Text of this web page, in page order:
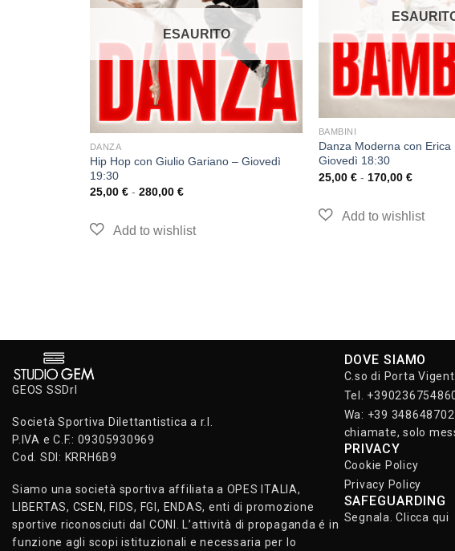
ESAURITO
DANZA
Hip Hop con Giulio Gariano – Giovedì
19:30
25,00 € - 280,00 €
BAMBINI
Danza Moderna con Erica
Giovedì 18:30
25,00 € - 170,00 €
GEOS SSDrl
Società Sportiva Dilettantistica a r.l.
P.IVA e C.F.: 09305930969
Cod. SDI: KRRH6B9
Siamo una società sportiva affiliata a OPES ITALIA,
LIBERTAS, CSEN, FIDS, FGI, ENDAS, enti di promozione
sportive riconosciuti dal CONI. L’attività di propaganda é in
funzione agli scopi istituzionali e necessaria per lo
DOVE SIAMO
C.so di Porta
Tel.
Wa: +39
chiamate, solo
PRIVACY
Cookie Policy
Privacy Policy
SAFEGUARDING
Segnala. Clicca qui